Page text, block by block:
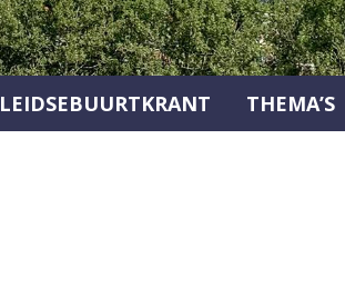
LEIDSEBUURTKRANT THEMA’S